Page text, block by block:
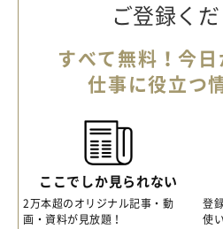
ご登録くだ
すべて無料！今日
仕事に役立つ
ここでしか見られない
2万本超のオリジナル記事・動
画・資料が見放題！
登
使